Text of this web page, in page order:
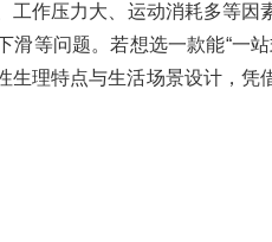
工作压力大、运动消耗多等
滑等问题。若想选一款能“一
理特点与生活场景设计，凭